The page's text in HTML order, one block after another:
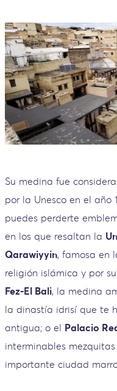
Su medina fue
por la Unesco en el año
puedes perderte
en los que resaltan la
Qarawiyyin, famosa en
religión islámica y por
Fez-El Bali, la medina
la dinastía idrisí que te
antigua; o el Palacio
interminables
importante ciudad